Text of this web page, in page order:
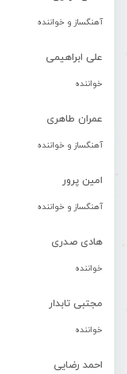
آهنگساز و خواننده
علی ابراهیمی
خواننده
عمران طاهری
آهنگساز و خواننده
امین پرور
آهنگساز و خواننده
هادی صدری
خواننده
مجتبی تابدار
خواننده
احمد رضایی